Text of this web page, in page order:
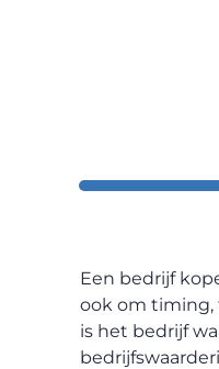
Een bedrijf
ook om timing,
is het bedrijf